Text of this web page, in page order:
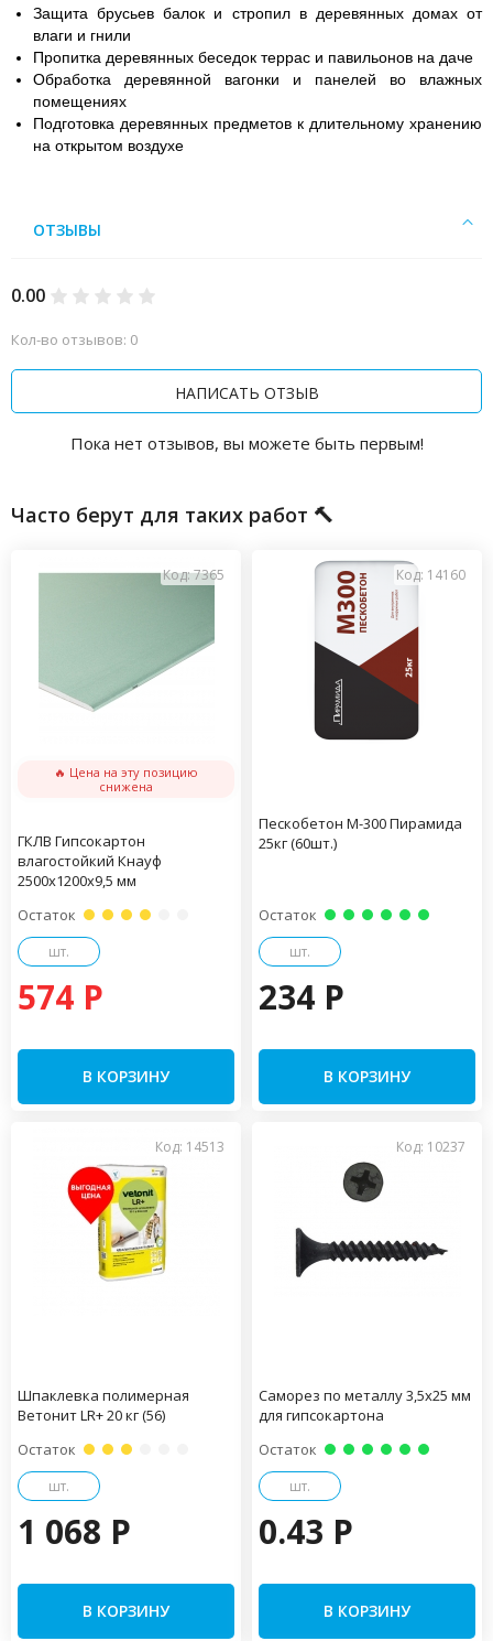
Защита брусьев балок и стропил в деревянных домах от
влаги и гнили
Пропитка деревянных беседок террас и павильонов на даче
Обработка деревянной вагонки и панелей во влажных
помещениях
Подготовка деревянных предметов к длительному хранению
на открытом воздухе
ОТЗЫВЫ
0.00
Кол-во отзывов: 0
НАПИСАТЬ ОТЗЫВ
Пока нет отзывов, вы можете быть первым!
Часто берут для таких работ 🔨
Код: 7365
🔥 Цена на эту позицию
снижена
ГКЛВ Гипсокартон
влагостойкий Кнауф
2500х1200х9,5 мм
Остаток
шт.
574 P
В КОРЗИНУ
Код: 14160
Пескобетон М-300 Пирамида
25кг (60шт.)
Остаток
шт.
234 P
В КОРЗИНУ
Код: 14513
Шпаклевка полимерная
Ветонит LR+ 20 кг (56)
Остаток
шт.
1 068 P
В КОРЗИНУ
Код: 10237
Саморез по металлу 3,5х25 мм
для гипсокартона
Остаток
шт.
0.43 P
В КОРЗИНУ